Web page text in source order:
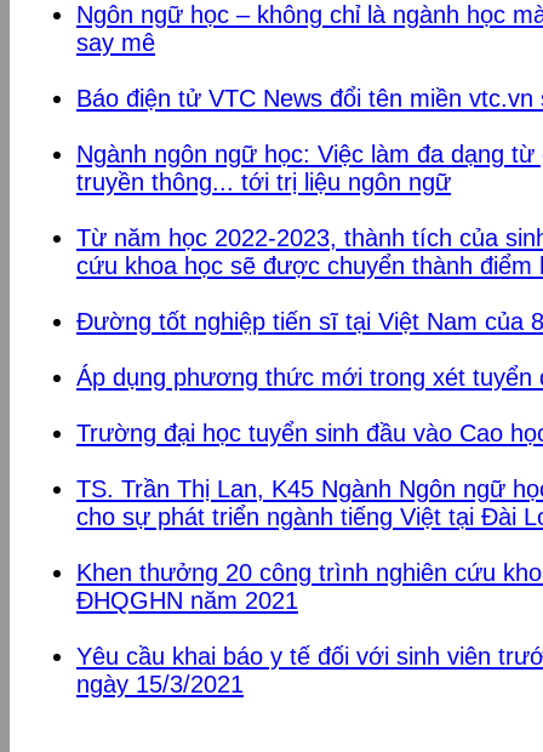
Ngôn ngữ học – không chỉ là ngành học
say mê
Báo điện tử VTC News đổi tên miền vtc.vn
Ngành ngôn ngữ học: Việc làm đa dạng từ
truyền thông... tới trị liệu ngôn ngữ
Từ năm học 2022-2023, thành tích của
cứu khoa học sẽ được chuyển thành
Đường tốt nghiệp tiến sĩ tại Việt Nam của
Áp dụng phương thức mới trong xét tuyển
Trường đại học tuyển sinh đầu vào Cao
TS. Trần Thị Lan, K45 Ngành Ngôn ngữ
cho sự phát triển ngành tiếng Việt tại Đài
Khen thưởng 20 công trình nghiên cứu
ĐHQGHN năm 2021
Yêu cầu khai báo y tế đối với sinh viên
ngày 15/3/2021